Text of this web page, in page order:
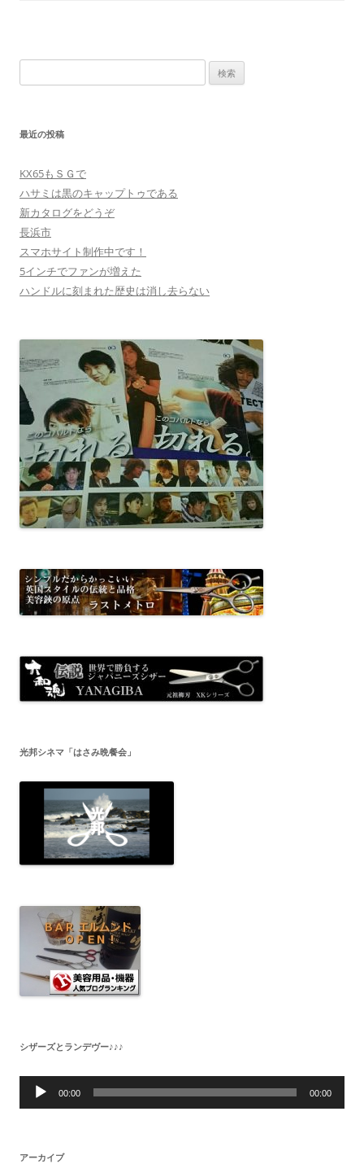
索:
最近の投稿
KX65もＳＧで
ハサミは黒のキャップトゥである
新カタログをどうぞ
長浜市
スマホサイト制作中です！
5インチでファンが増えた
ハンドルに刻まれた歴史は消し去らない
光邦シネマ「はさみ晩餐会」
シザーズとランデヴー♪♪♪
音
00:00 00:00
アーカイブ